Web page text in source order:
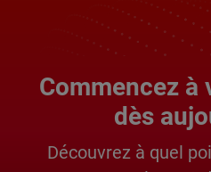
Commencez à
dès
Découvrez à quel